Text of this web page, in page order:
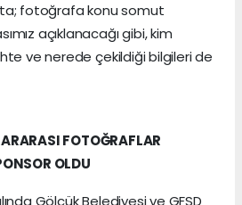
fotoğrafa konu somut
açıklanacağı gibi, kim
ve nerede çekildiği bilgileri de
FOTOĞRAFLAR
OLDU
Gölcük Belediyesi ve GFSD